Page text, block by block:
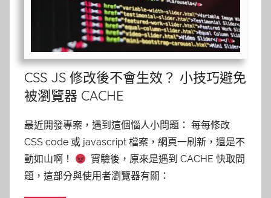
CSS JS 修改後不會生效？ 小技巧避免
被瀏覽器 CACHE
最近開發專案，遇到這個惱人小問題： 每每修改
CSS code 或 javascript 檔案，網頁一刷新，還是不
動如山啊！
實驗後，原來是遇到 CACHE 快取問
題，這部分與使用者瀏覽器有關：